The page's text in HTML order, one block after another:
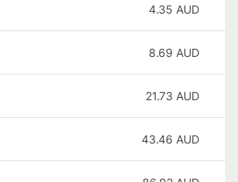
4.35 AUD
8.69 AUD
21.73 AUD
43.46 AUD